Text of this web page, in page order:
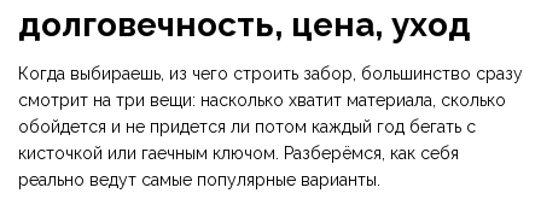
долговечность, цена, уход
Когда выбираешь, из чего строить забор, большинство сразу
смотрит на три вещи: насколько хватит материала, сколько
обойдется и не придется ли потом каждый год бегать с
кисточкой или гаечным ключом. Разберёмся, как себя
реально ведут самые популярные варианты.